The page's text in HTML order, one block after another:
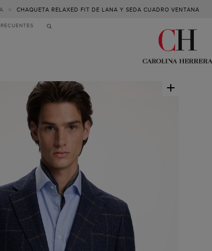
> CHAQUETA RELAXED FIT DE LANA Y SEDA CUADRO VENTANA
+